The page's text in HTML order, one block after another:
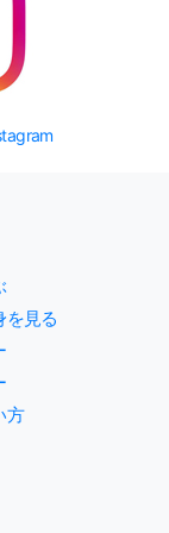
を見る
方